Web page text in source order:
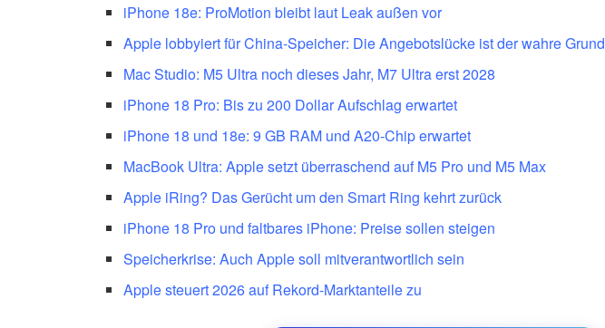
iPhone 18e: ProMotion bleibt laut Leak außen vor
Apple lobbyiert für China-Speicher: Die Angebotslücke ist der wahre Grund
Mac Studio: M5 Ultra noch dieses Jahr, M7 Ultra erst 2028
iPhone 18 Pro: Bis zu 200 Dollar Aufschlag erwartet
iPhone 18 und 18e: 9 GB RAM und A20-Chip erwartet
MacBook Ultra: Apple setzt überraschend auf M5 Pro und M5 Max
Apple iRing? Das Gerücht um den Smart Ring kehrt zurück
iPhone 18 Pro und faltbares iPhone: Preise sollen steigen
Speicherkrise: Auch Apple soll mitverantwortlich sein
Apple steuert 2026 auf Rekord-Marktanteile zu